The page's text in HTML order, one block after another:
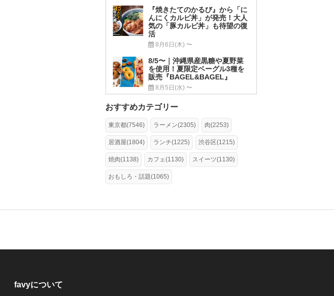
『焼きたてのかるび』から「に
んにくカルビ丼」が発売！大人
気の「豚カルビ丼」も待望の復
活
8月6日(木) 〜
8/5〜｜沖縄県産黒糖や夏野菜
を使用！夏限定ベーグル3種を
販売『BAGEL&BAGEL』
8月5日(水) 〜
おすすめカテゴリー
東京都(7546) ラーメン(2305) 肉(2253)
居酒屋(1804) ランチ(1225) 渋谷区(1215)
焼肉(1138) カフェ(1130) スイーツ(1130)
おもしろ・話題(1065)
favyについて